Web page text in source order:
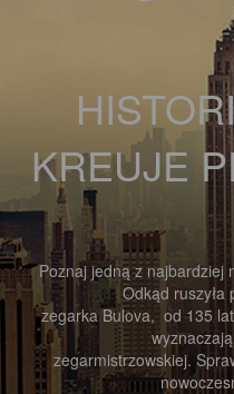
KREUJE
Poznaj jedną z najbardziej
Odkąd ruszyła
zegarka Bulova, od 135
zegarmistrzowskiej.